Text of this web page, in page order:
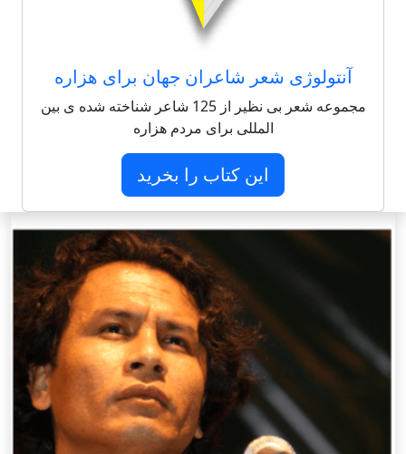
آنتولوژی شعر شاعران جهان برای هزاره
مجموعه شعر بی نظیر از 125 شاعر شناخته شده ی بین
المللی برای مردم هزاره
این کتاب را بخرید